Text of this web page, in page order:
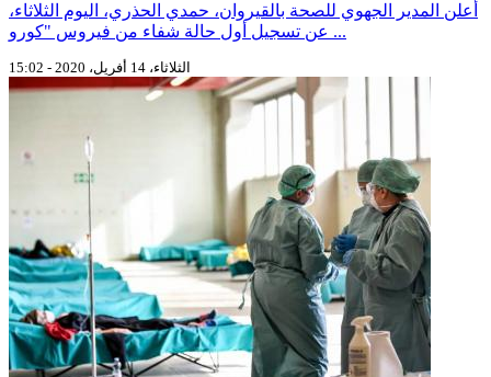
أعلن المدير الجهوي للصحة بالقيروان، حمدي الحذري، اليوم الثلاثاء،
عن تسجيل أول حالة شفاء من فيروس "كورو ...
الثلاثاء، 14 أفريل، 2020 - 15:02